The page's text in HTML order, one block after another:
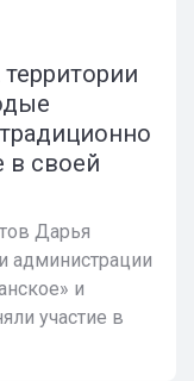
в своей
Дарья
администрации
и
участие в